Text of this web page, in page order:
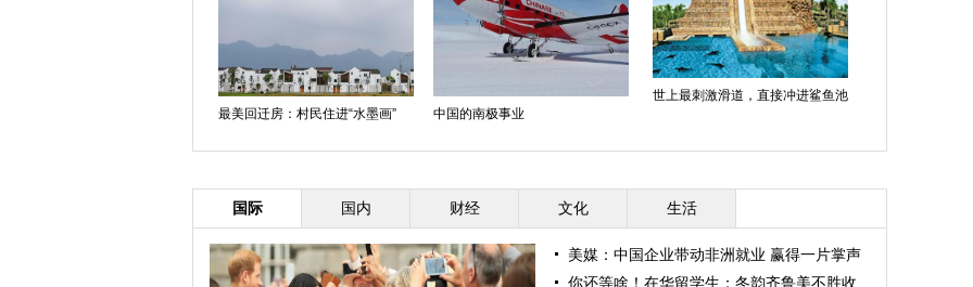
最美回迁房：村民住进“水墨画” 中国的南极事业
世上最刺激滑道，直接冲进鲨鱼池
国际 国内 财经 文化 生活
美媒：中国企业带动非洲就业 赢得一片掌声
你还等啥！在华留学生：冬韵齐鲁美不胜收